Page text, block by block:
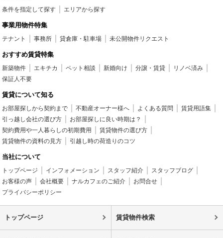
条件を指定して探す エリアから探す
事業用物件特集
テナント 事務所 貸倉庫・駐車場 未公開物件リクエスト
おすすめ賃貸特集
新築物件 エキチカ ペット相談 新婚向け 分譲・賃貸
リノベ済み
保証人不要
賃貸について知る
お部屋探しから契約まで 不動産オーナー様へ よくある質問
賃貸用語集
引っ越し会社の選び方
お部屋探しに良い時期は？
契約費用や一人暮らしの初期費用
賃貸物件の選び方
賃貸物件の資料の見方
引越し時の荷造りのコツ
当社について
トップページ インフォメーション スタッフ紹介
スタッフブログ
お客様の声
会社概要 ナルカフェのご紹介
お問合せ
プライバシーポリシー
トップページ 賃貸物件検索